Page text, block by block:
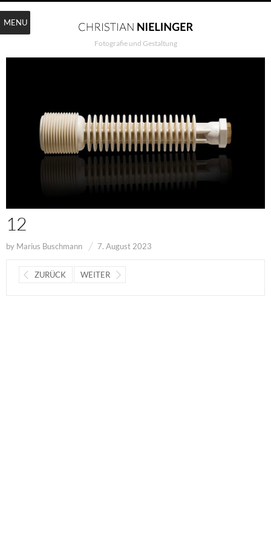
Fotografie und Gestaltung
12
by Marius Buschmann 7. August 2023
ZURÜCK WEITER
MENU